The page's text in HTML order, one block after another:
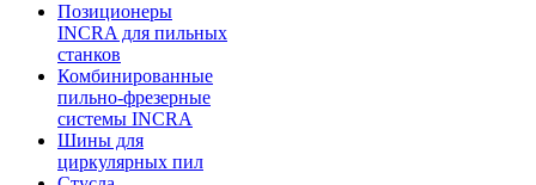
Позиционеры
INCRA для пильных
станков
Комбинированные
пильно-фрезерные
системы INCRA
Шины для
циркулярных пил